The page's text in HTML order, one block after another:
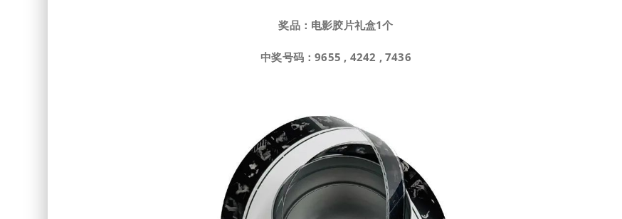
奖品：电影胶片礼盒1个
中奖号码：9655 , 4242 , 7436